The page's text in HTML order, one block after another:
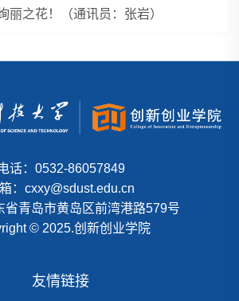
丽之花！（通讯员：张岩）
话：0532-86057849
：cxxy@sdust.edu.cn
省青岛市黄岛区前湾港路579号
© 2025.创新创业学院
友情链接